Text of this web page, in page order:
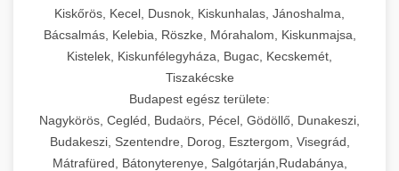
Kiskőrös, Kecel, Dusnok, Kiskunhalas, Jánoshalma,
Bácsalmás, Kelebia, Röszke, Mórahalom, Kiskunmajsa,
Kistelek, Kiskunfélegyháza, Bugac, Kecskemét,
Tiszakécske
Budapest egész területe:
Nagykörös, Cegléd, Budaörs, Pécel, Gödöllő, Dunakeszi,
Budakeszi, Szentendre, Dorog, Esztergom, Visegrád,
Mátrafüred, Bátonyterenye, Salgótarján,Rudabánya,